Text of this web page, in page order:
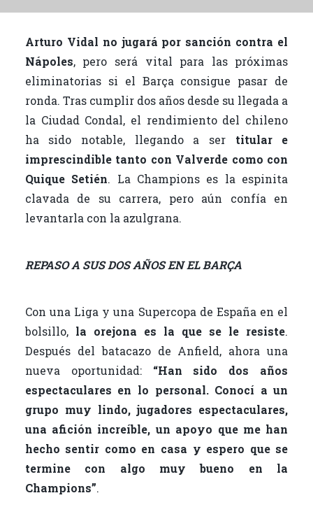
c
e
b
o
o
k
it
te
r
ai
l
m
p
ar
ti
r
Arturo Vidal no jugará por sanción contra el
Nápoles, pero será vital para las próximas
eliminatorias si el Barça consigue pasar de
ronda. Tras cumplir dos años desde su llegada a
la Ciudad Condal, el rendimiento del chileno
ha sido notable, llegando a ser titular e
imprescindible tanto con Valverde como con
Quique Setién. La Champions es la espinita
clavada de su carrera, pero aún confía en
levantarla con la azulgrana.
REPASO A SUS DOS AÑOS EN EL BARÇA
Con una Liga y una Supercopa de España en el
bolsillo, la orejona es la que se le resiste.
Después del batacazo de Anfield, ahora una
nueva oportunidad:“Han sido dos años
espectaculares en lo personal. Conocí a un
grupo muy lindo, jugadores espectaculares,
una afición increíble, un apoyo que me han
hecho sentir como en casa y espero que se
termine con algo muy bueno en la
Champions”.